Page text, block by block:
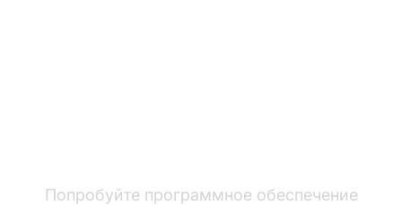
Попробуйте программное обеспечение